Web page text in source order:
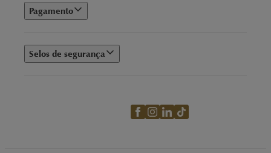
Pagamento
Selos de segurança